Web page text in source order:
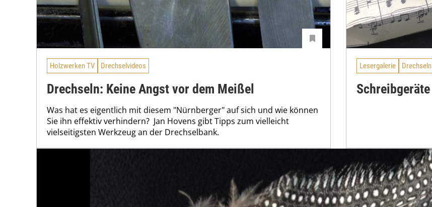
Holzwerken TV Drechselvideos
Drechseln: Keine Angst vor dem Meißel
Was hat es eigentlich mit diesem "Nürnberger" auf sich und wie können
Sie ihn effektiv verhindern? Jan Hovens gibt Tipps zum vielleicht
vielseitigsten Werkzeug an der Drechselbank.
Lesergalerie Drechseln
Schreibgeräte